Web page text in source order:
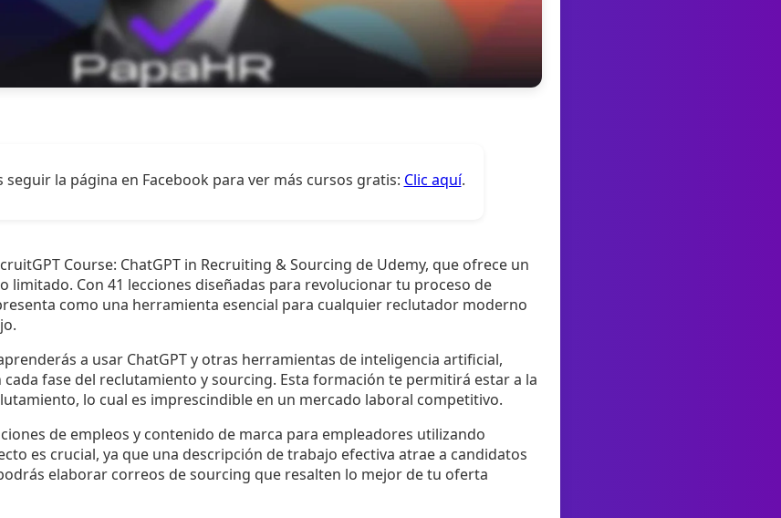
seguir la página en Facebook para ver más cursos gratis: Clic aquí.
Course: ChatGPT in Recruiting & Sourcing de Udemy, que ofrece un
limitado. Con 41 lecciones diseñadas para revolucionar tu proceso de
como una herramienta esencial para cualquier reclutador moderno
a usar ChatGPT y otras herramientas de inteligencia artificial,
cada fase del reclutamiento y sourcing. Esta formación te permitirá estar a la
lo cual es imprescindible en un mercado laboral competitivo.
de empleos y contenido de marca para empleadores utilizando
es crucial, ya que una descripción de trabajo efectiva atrae a candidatos
elaborar correos de sourcing que resalten lo mejor de tu oferta